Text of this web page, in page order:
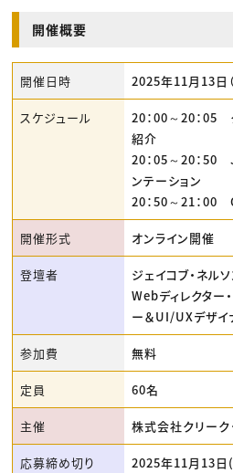
開催概要
開催日時 2025年11月13日
スケジュール
20：00～20：05
紹介
20：05～20：
ンテーション
20：50～21：00
開催形式 オンライン開催
登壇者
ジェイコブ・ネル
Webディレクター
ー＆UI/UXデザイ
参加費 無料
定員 60名
主催 株式会社クリー
応募締め切り 2025年11月13